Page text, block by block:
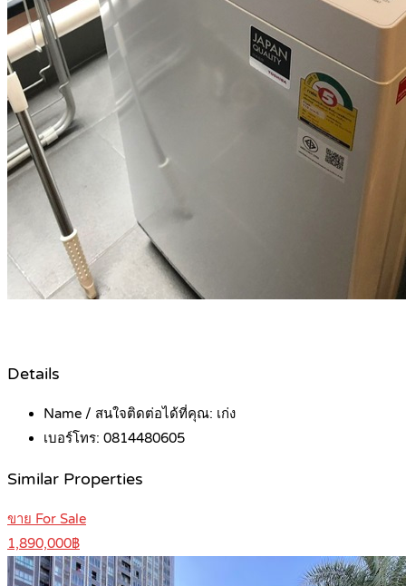
Details
Name / สนใจติดต่อได้ที่คุณ: เก่ง
เบอร์โทร: 0814480605
Similar Properties
ขาย For Sale
1,890,000฿